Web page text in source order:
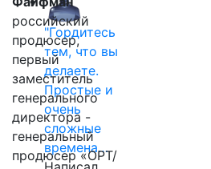
"Гордитесь
тем, что вы
делаете.
Простые и
очень
сложные
времена…
российский
продюсер,
первый
заместитель
генерального
директора -
генеральный
продюсер «ОРТ/